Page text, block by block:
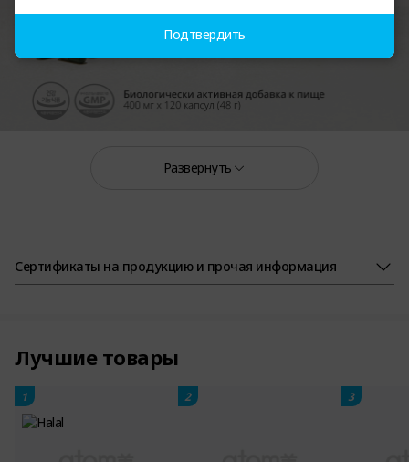
Развернуть
Сертификаты на продукцию и прочая информация
Лучшие товары
1 2 3
Подтвердить